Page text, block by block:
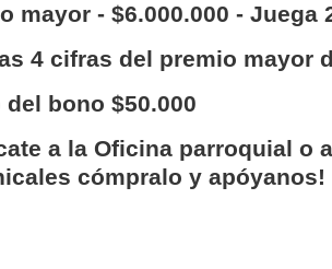
mayor - $6.000.000 - Juega
4 cifras del premio mayor
del bono $50.000
a la Oficina parroquial o
cómpralo y apóyanos!